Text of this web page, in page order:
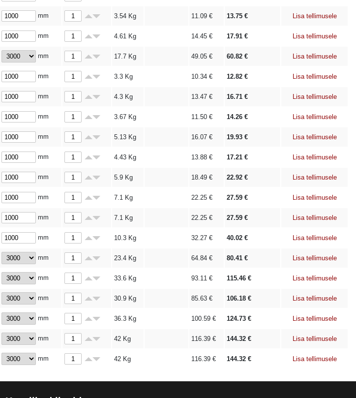
mm 3.54 Kg 11.09 € 13.75 € Lisa tellimusele
mm 4.61 Kg 14.45 € 17.91 € Lisa tellimusele
mm 17.7 Kg 49.05 € 60.82 € Lisa tellimusele
mm 3.3 Kg 10.34 € 12.82 € Lisa tellimusele
mm 4.3 Kg 13.47 € 16.71 € Lisa tellimusele
mm 3.67 Kg 11.50 € 14.26 € Lisa tellimusele
mm 5.13 Kg 16.07 € 19.93 € Lisa tellimusele
mm 4.43 Kg 13.88 € 17.21 € Lisa tellimusele
mm 5.9 Kg 18.49 € 22.92 € Lisa tellimusele
mm 7.1 Kg 22.25 € 27.59 € Lisa tellimusele
mm 7.1 Kg 22.25 € 27.59 € Lisa tellimusele
mm 10.3 Kg 32.27 € 40.02 € Lisa tellimusele
mm 23.4 Kg 64.84 € 80.41 € Lisa tellimusele
mm 33.6 Kg 93.11 € 115.46 € Lisa tellimusele
mm 30.9 Kg 85.63 € 106.18 € Lisa tellimusele
mm 36.3 Kg 100.59 € 124.73 € Lisa tellimusele
mm 42 Kg 116.39 € 144.32 € Lisa tellimusele
mm 42 Kg 116.39 € 144.32 € Lisa tellimusele